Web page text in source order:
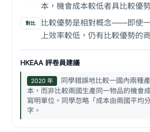
本，機會成本較低者具比較優
對比
比較優勢是相對概念——即使
上效率較低，仍有比較優勢的
HKEAA 評卷員建議
2020 年
同學錯誤地比較一國內兩種
本，而非比較兩國生產同一物品的機會
寫明單位。同學忽略「成本由兩國平均
字。